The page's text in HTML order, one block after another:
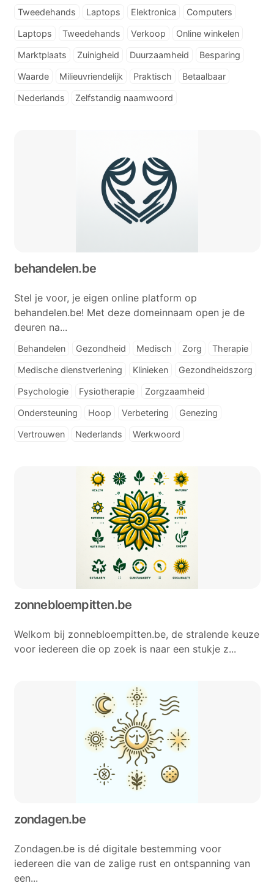
Tweedehands Laptops Elektronica Computers
Laptops Tweedehands Verkoop Online winkelen
Marktplaats Zuinigheid Duurzaamheid Besparing
Waarde Milieuvriendelijk Praktisch Betaalbaar
Nederlands Zelfstandig naamwoord
behandelen.be
Stel je voor, je eigen online platform op
behandelen.be! Met deze domeinnaam open je de
deuren na...
Behandelen Gezondheid Medisch Zorg Therapie
Medische dienstverlening Klinieken Gezondheidszorg
Psychologie Fysiotherapie Zorgzaamheid
Ondersteuning Hoop Verbetering Genezing
Vertrouwen Nederlands Werkwoord
zonnebloempitten.be
Welkom bij zonnebloempitten.be, de stralende keuze
voor iedereen die op zoek is naar een stukje z...
zondagen.be
Zondagen.be is dé digitale bestemming voor
iedereen die van de zalige rust en ontspanning van
een...